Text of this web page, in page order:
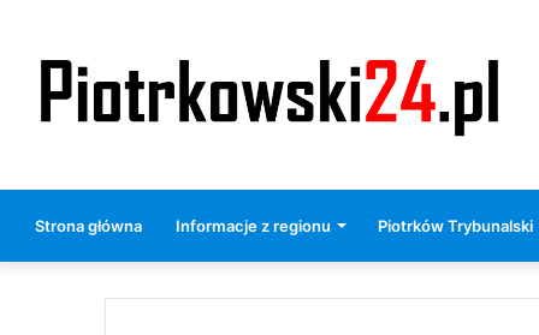
Strona główna Informacje z regionu Piotrków Trybunalski